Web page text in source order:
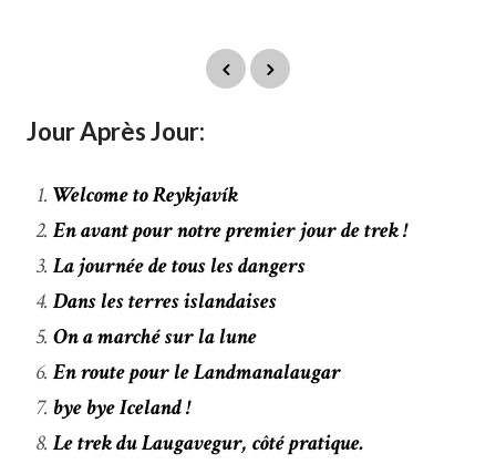
Jour Après Jour:
Welcome to Reykjavík
En avant pour notre premier jour de trek !
La journée de tous les dangers
Dans les terres islandaises
On a marché sur la lune
En route pour le Landmanalaugar
bye bye Iceland !
Le trek du Laugavegur, côté pratique.